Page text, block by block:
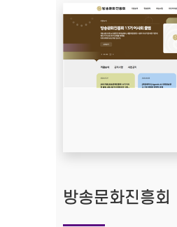
방송문화진흥회